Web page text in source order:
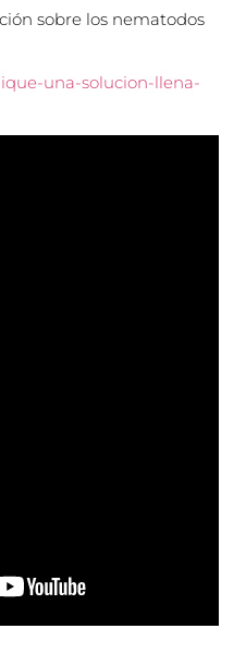
sobre los nematodos
una-solucion-llena-